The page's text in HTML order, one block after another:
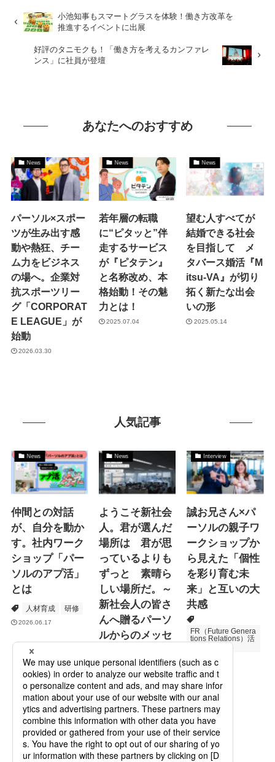
小池知事もスマートグラスを体験！働き方改革を
推進するイベントに出展
好評のタニモクも！「働き方を考えるカンファレ
ンス」に社員が登壇
あなたへのおすすめ
News
パーソル×スポー
ツが生み出す感
動や熱狂、チー
ム力をビジネス
の場へ。企業対
抗スポーツリー
グ「CORPORAT
E LEAGUE」が
始動
2026.03.30
News
若年層の転職
に“ピタッと”伴
走するサービス
が『ピタテン』
と名称改め、本
格始動！その魅
力とは！
2025.07.04
News
望む人すべてが
結婚できる社会
を目指して メ
タバース婚活『M
itsu-VA』が切り
拓く新たな出会
いの形
2025.05.14
人気記事
News
仲間との対話
が、自分を動か
す。社内ワーク
ショップ「パー
ソルのアプ活」
とは
人材育成 研修
2026.06.17
News
ようこそ新社会
人。君が選んだ
場所は 君が思
っているよりも
ずっと 素晴ら
しい場所だ。～
新社会人の皆さ
んへ贈るパーソ
ルからのメッセ
Specialized Servic
es
プロモーション
Interview
誠お兄さん×パ
ーソルの親子ワ
ークショップか
ら見えた「個性
を彩り育む未
来」と互いの大
共感
FR（Future Genera
tions Relations）活
次世代育成
2026.06.16